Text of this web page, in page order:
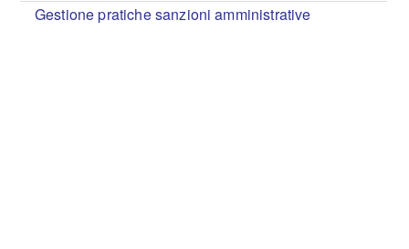
Gestione pratiche sanzioni amministrative